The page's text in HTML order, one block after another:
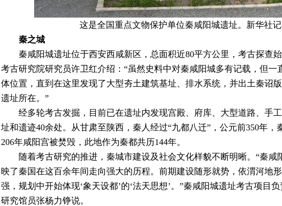
这是全国重点文物保护单位秦咸阳城遗址。新华社
秦之城
秦咸阳城遗址位于西安西咸新区，总面积近80平方公里，考古探查
考古研究院研究员许卫红介绍：“虽然史料中对秦咸阳城多有记载，但一
体位置，直到在这里发现了大型夯土建筑基址、排水系统，并出土秦诏
遗址所在。”
经多轮考古发掘，目前已在遗址内发现宫殿、府库、大型道路、手
址和遗迹40余处。从甘肃至陕西，秦人经过“九都八迁”，公元前350年，
206年咸阳宫被焚毁，此地作为秦都共历144年。
随着考古研究的推进，秦城市建设及社会文化样貌不断明晰。“秦咸
映了秦国在这百余年间走向强大的历程。前期建设随形就势，依渭河地
强，规划中开始体现‘象天设都’的‘法天思想’。”秦咸阳城遗址考古项目
研究馆员张杨力铮说。